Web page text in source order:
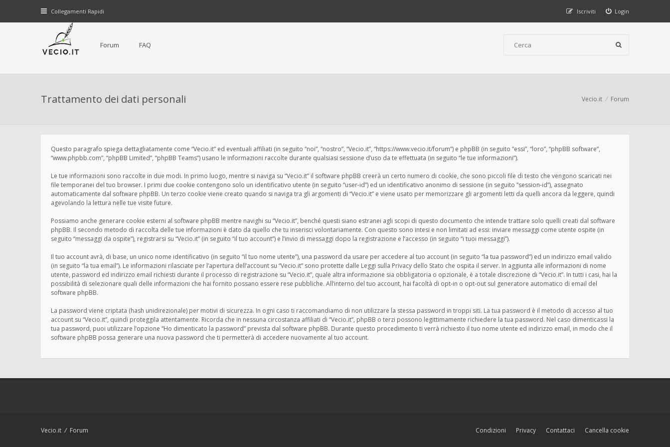
Collegamenti Rapidi Login
Iscriviti
Forum FAQ
Trattamento dei dati personali Vecio.it Forum
Questo paragrafo spiega dettagliatamente come “Vecio.it” ed eventuali affiliati (in seguito “noi”, “nostro”, “Vecio.it”, “https://www.vecio.it/forum”) e phpBB (in seguito “essi”, “loro”, “phpBB software”,
“www.phpbb.com”, “phpBB Limited”, “phpBB Teams”) usano le informazioni raccolte durante qualsiasi sessione d’uso da te effettuata (in seguito “le tue informazioni”).
Le tue informazioni sono raccolte in due modi. In primo luogo, mentre si naviga su “Vecio.it” il software phpBB creerà un certo numero di cookie, che sono piccoli file di testo che vengono scaricati nei
file temporanei del tuo browser. I primi due cookie contengono solo un identificativo utente (in seguito “user-id”) ed un identificativo anonimo di sessione (in seguito “session-id”), assegnato
automaticamente dal software phpBB. Un terzo cookie viene creato quando si naviga tra gli argomenti di “Vecio.it” e viene usato per memorizzare gli argomenti letti da quelli ancora da leggere, quindi
agevolando la lettura nelle tue visite future.
Possiamo anche generare cookie esterni al software phpBB mentre navighi su “Vecio.it”, benché questi siano estranei agli scopi di questo documento che intende trattare solo quelli creati dal software
phpBB. Il secondo metodo di raccolta delle tue informazioni è dato da quello che tu inserisci volontariamente. Con questo sono intesi e non limitati ad essi: inviare messaggi come utente ospite (in
seguito “messaggi da ospite”), registrarsi su “Vecio.it” (in seguito “il tuo account”) e l’invio di messaggi dopo la registrazione e l’accesso (in seguito “i tuoi messaggi”).
Il tuo account avrà, di base, un unico nome identificativo (in seguito “il tuo nome utente”), una password da usare per accedere al tuo account (in seguito “la tua password”) ed un indirizzo email valido
(in seguito “la tua email”). Le informazioni rilasciate per l’apertura dell’account su “Vecio.it” sono protette dalle Leggi sulla Privacy dello Stato che ospita il server. In aggiunta alle informazioni di nome
utente, password ed indirizzo email richiesti durante il processo di registrazione su “Vecio.it”, quale altra informazione sia obbligatoria o opzionale, è a totale discrezione di “Vecio.it”. In tutti i casi, hai la
possibilità di selezionare quali delle informazioni che hai fornito possano essere rese pubbliche. All’interno del tuo account, hai facoltà di opt-in o opt-out sul generatore automatico di email del
software phpBB.
La password viene criptata (hash unidirezionale) per motivi di sicurezza. In ogni caso ti raccomandiamo di non utilizzare la stessa password in troppi siti. La tua password è il metodo di accesso al tuo
account su “Vecio.it”, quindi proteggila attentamente. Ricorda che in nessuna circostanza affiliati di “Vecio.it”, phpBB o terzi possono legittimamente richiedere la tua password. Nel caso dimenticassi la
tua password, puoi utilizzare l’opzione “Ho dimenticato la password” prevista dal software phpBB. Durante questo procedimento ti verrà richiesto il tuo nome utente ed indirizzo email, in modo che il
software phpBB possa generare una nuova password che ti permetterà di accedere nuovamente al tuo account.
Vecio.it Forum Cancella cookie
Contattaci
Privacy
Condizioni